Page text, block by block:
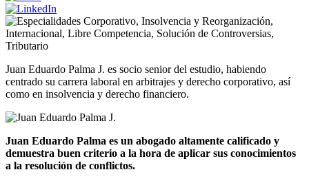
Corporativo, Insolvencia y Reorganización,
Internacional, Libre Competencia, Solución de Controversias,
Tributario
Juan Eduardo Palma J. es socio senior del estudio, habiendo
centrado su carrera laboral en arbitrajes y derecho corporativo, así
como en insolvencia y derecho financiero.
Juan Eduardo Palma es un abogado altamente calificado y
demuestra buen criterio a la hora de aplicar sus conocimientos
a la resolución de conflictos.